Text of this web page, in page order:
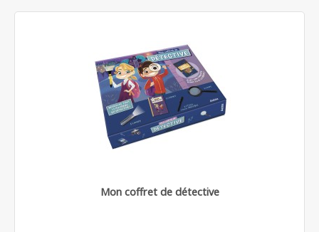
Mon coffret de détective